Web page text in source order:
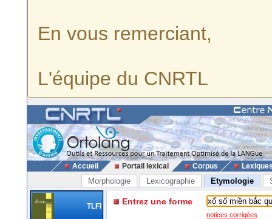
En vous remerciant,
L'équipe du CNRTL
Accueil Portail lexical Corpus
Morphologie Lexicographie Etymologie
TLFi Entrez une forme
notices corrigées